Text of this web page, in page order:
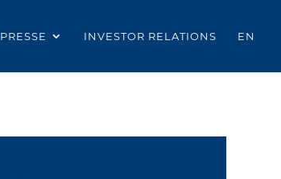
PRESSE INVESTOR RELATIONS EN